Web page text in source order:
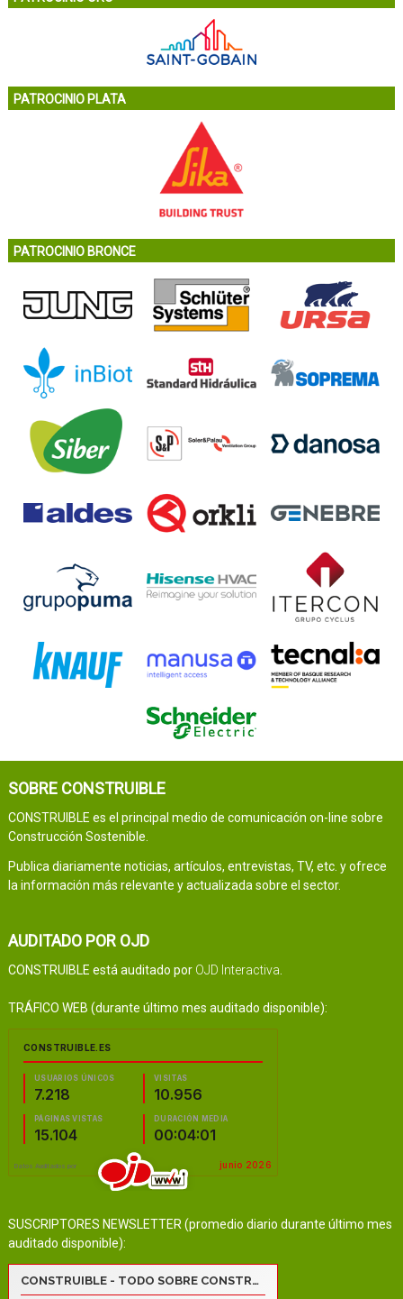
PATROCINIO PLATA
PATROCINIO BRONCE
SOBRE CONSTRUIBLE
CONSTRUIBLE es el principal medio de comunicación on-line sobre
Construcción Sostenible.
Publica diariamente noticias, artículos, entrevistas, TV, etc. y ofrece
la información más relevante y actualizada sobre el sector.
AUDITADO POR OJD
CONSTRUIBLE está auditado por OJD Interactiva.
TRÁFICO WEB (durante último mes auditado disponible):
SUSCRIPTORES NEWSLETTER (promedio diario durante último mes
auditado disponible):